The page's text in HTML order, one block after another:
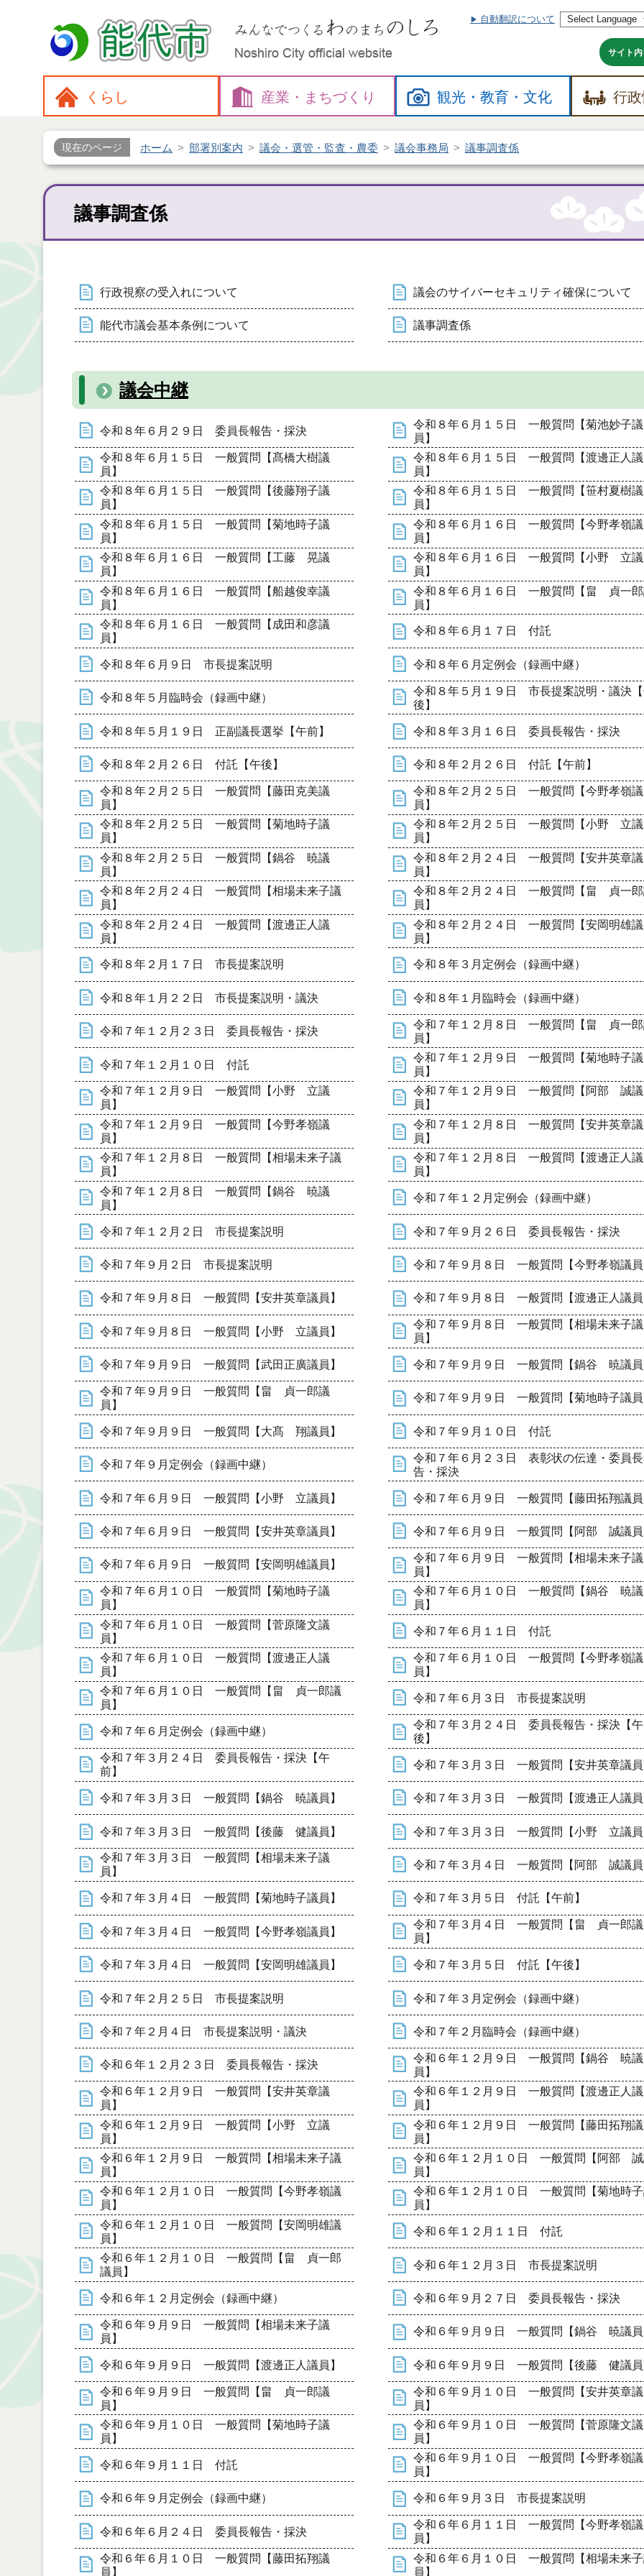
自動翻訳について
サイト
くらし 産業・ まちづくり 観光・教育・文化 行
現在のページ ホーム 部署別案内 議会・選管・監査・農委 議会事務局 議事調査係
議事調査係
行政視察の受入れについて 議会のサイバーセキュリティ確保について
能代市議会基本条例について 議事調査係
議会中継
令和８年６月２９日 委員長報告・採決
令和８年６月１５日 一般質問【菊池妙子議
員】
令和８年６月１５日 一般質問【髙橋大樹議
員】
令和８年６月１５日 一般質問【渡邊正人議
員】
令和８年６月１５日 一般質問【後藤翔子議
員】
令和８年６月１５日 一般質問【笹村夏樹議
員】
令和８年６月１５日 一般質問【菊地時子議
員】
令和８年６月１６日 一般質問【今野孝嶺議
員】
令和８年６月１６日 一般質問【工藤 晃議
員】
令和８年６月１６日 一般質問【小野 立議
員】
令和８年６月１６日 一般質問【船越俊幸議
員】
令和８年６月１６日 一般質問【畠 貞一
員】
令和８年６月１６日 一般質問【成田和彦議
員】
令和８年６月１７日 付託
令和８年６月９日 市長提案説明 令和８年６月定例会（録画中継）
令和８年５月臨時会（録画中継）
令和８年５月１９日 市長提案説明・議決
後】
令和８年５月１９日 正副議長選挙【午前】 令和８年３月１６日 委員長報告・採決
令和８年２月２６日 付託【午後】 令和８年２月２６日 付託【午前】
令和８年２月２５日 一般質問【藤田克美議
員】
令和８年２月２５日 一般質問【今野孝嶺議
員】
令和８年２月２５日 一般質問【菊地時子議
員】
令和８年２月２５日 一般質問【小野 立議
員】
令和８年２月２５日 一般質問【鍋谷 暁議
員】
令和８年２月２４日 一般質問【安井英章議
員】
令和８年２月２４日 一般質問【相場未来子議
員】
令和８年２月２４日 一般質問【畠 貞一
員】
令和８年２月２４日 一般質問【渡邊正人議
員】
令和８年２月２４日 一般質問【安岡明雄議
員】
令和８年２月１７日 市長提案説明 令和８年３月定例会（録画中継）
令和８年１月２２日 市長提案説明・議決 令和８年１月臨時会（録画中継）
令和７年１２月２３日 委員長報告・採決
令和７年１２月８日 一般質問【畠 貞一
員】
令和７年１２月１０日 付託
令和７年１２月９日 一般質問【菊地時子議
員】
令和７年１２月９日 一般質問【小野 立議
員】
令和７年１２月９日 一般質問【阿部 誠議
員】
令和７年１２月９日 一般質問【今野孝嶺議
員】
令和７年１２月８日 一般質問【安井英章議
員】
令和７年１２月８日 一般質問【相場未来子議
員】
令和７年１２月８日 一般質問【渡邊正人議
員】
令和７年１２月８日 一般質問【鍋谷 暁議
員】
令和７年１２月定例会（録画中継）
令和７年１２月２日 市長提案説明 令和７年９月２６日 委員長報告・採決
令和７年９月２日 市長提案説明 令和７年９月８日 一般質問【今野孝嶺議
令和７年９月８日 一般質問【安井英章議員】 令和７年９月８日 一般質問【渡邊正人議
令和７年９月８日 一般質問【小野 立議員】
令和７年９月８日 一般質問【相場未来子議
員】
令和７年９月９日 一般質問【武田正廣議員】 令和７年９月９日 一般質問【鍋谷 暁議
令和７年９月９日 一般質問【畠 貞一郎議
員】
令和７年９月９日 一般質問【菊地時子議
令和７年９月９日 一般質問【大髙 翔議員】 令和７年９月１０日 付託
令和７年９月定例会（録画中継）
令和７年６月２３日 表彰状の伝達・委員
告・採決
令和７年６月９日 一般質問【小野 立議員】 令和７年６月９日 一般質問【藤田拓翔議
令和７年６月９日 一般質問【安井英章議員】 令和７年６月９日 一般質問【阿部 誠議
令和７年６月９日 一般質問【安岡明雄議員】
令和７年６月９日 一般質問【相場未来子議
員】
令和７年６月１０日 一般質問【菊地時子議
員】
令和７年６月１０日 一般質問【鍋谷 暁議
員】
令和７年６月１０日 一般質問【菅原隆文議
員】
令和７年６月１１日 付託
令和７年６月１０日 一般質問【渡邊正人議
員】
令和７年６月１０日 一般質問【今野孝嶺議
員】
令和７年６月１０日 一般質問【畠 貞一郎議
員】
令和７年６月３日 市長提案説明
令和７年６月定例会（録画中継）
令和７年３月２４日 委員長報告・採決【午
後】
令和７年３月２４日 委員長報告・採決【午
前】
令和７年３月３日 一般質問【安井英章議
令和７年３月３日 一般質問【鍋谷 暁議員】 令和７年３月３日 一般質問【渡邊正人議
令和７年３月３日 一般質問【後藤 健議員】 令和７年３月３日 一般質問【小野 立議
令和７年３月３日 一般質問【相場未来子議
員】
令和７年３月４日 一般質問【阿部 誠議
令和７年３月４日 一般質問【菊地時子議員】 令和７年３月５日 付託【午前】
令和７年３月４日 一般質問【今野孝嶺議員】
令和７年３月４日 一般質問【畠 貞一郎議
員】
令和７年３月４日 一般質問【安岡明雄議員】 令和７年３月５日 付託【午後】
令和７年２月２５日 市長提案説明 令和７年３月定例会（録画中継）
令和７年２月４日 市長提案説明・議決 令和７年２月臨時会（録画中継）
令和６年１２月２３日 委員長報告・採決
令和６年１２月９日 一般質問【鍋谷 暁議
員】
令和６年１２月９日 一般質問【安井英章議
員】
令和６年１２月９日 一般質問【渡邊正人議
員】
令和６年１２月９日 一般質問【小野 立議
員】
令和６年１２月９日 一般質問【藤田拓翔議
員】
令和６年１２月９日 一般質問【相場未来子議
員】
令和６年１２月１０日 一般質問【阿部
員】
令和６年１２月１０日 一般質問【今野孝嶺議
員】
令和６年１２月１０日 一般質問【菊地時
員】
令和６年１２月１０日 一般質問【安岡明雄議
員】
令和６年１２月１１日 付託
令和６年１２月１０日 一般質問【畠 貞一郎
議員】
令和６年１２月３日 市長提案説明
令和６年１２月定例会（録画中継） 令和６年９月２７日 委員長報告・採決
令和６年９月９日 一般質問【相場未来子議
員】
令和６年９月９日 一般質問【鍋谷 暁議
令和６年９月９日 一般質問【渡邊正人議員】 令和６年９月９日 一般質問【後藤 健議
令和６年９月９日 一般質問【畠 貞一郎議
員】
令和６年９月１０日 一般質問【安井英章議
員】
令和６年９月１０日 一般質問【菊地時子議
員】
令和６年９月１０日 一般質問【菅原隆文議
員】
令和６年９月１１日 付託
令和６年９月１０日 一般質問【今野孝嶺議
員】
令和６年９月定例会（録画中継） 令和６年９月３日 市長提案説明
令和６年６月２４日 委員長報告・採決
令和６年６月１１日 一般質問【今野孝嶺議
員】
令和６年６月１０日 一般質問【藤田拓翔議
員】
令和６年６月１０日 一般質問【相場未来
員】